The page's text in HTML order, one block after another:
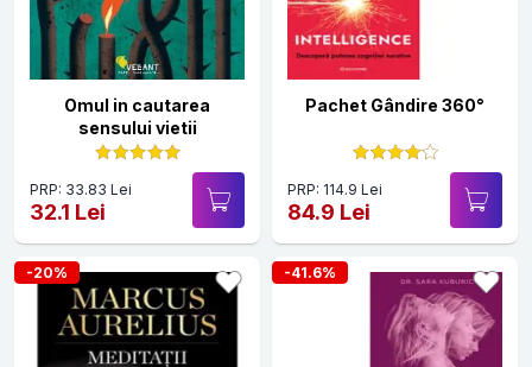
Omul in cautarea
sensului vietii
PRP: 33.83 Lei
32.1 Lei
Pachet Gândire 360°
PRP: 114.9 Lei
84.9 Lei
-20% -41.6%